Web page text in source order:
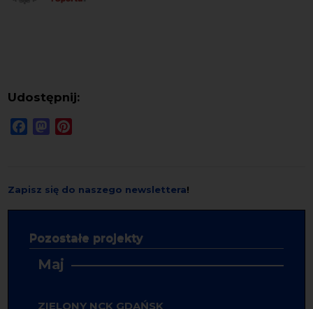
Udostępnij:
FacebookMastodon
Zapisz się do naszego newslettera!
Pozostałe projekty
Maj
ZIELONY NCK GDAŃSK